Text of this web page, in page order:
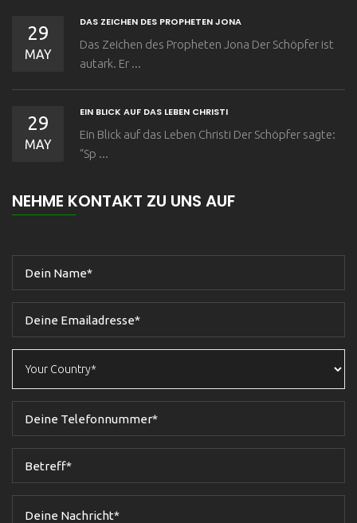
29
MAY
DAS ZEICHEN DES PROPHETEN JONA
Das Zeichen des Propheten Jona Der Schöpfer ist
autark. Er ...
29
MAY
EIN BLICK AUF DAS LEBEN CHRISTI
Ein Blick auf das Leben Christi Der Schöpfer sagte:
“Sp ...
NEHME KONTAKT ZU UNS AUF